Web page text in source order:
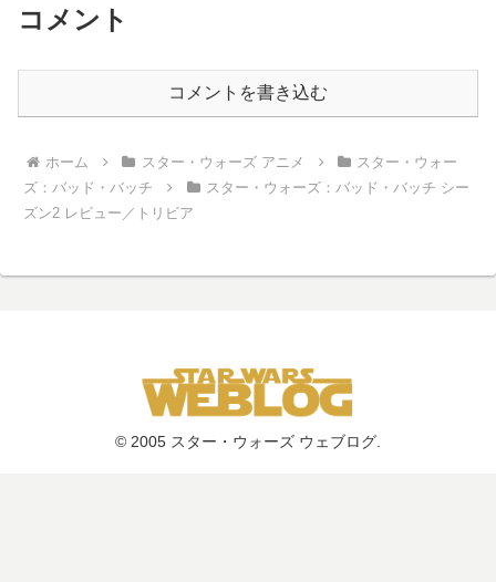
コメント
コメントを書き込む
ホーム スター・ウォーズ アニメ
スター・ウォー
ズ：バッド・バッチ
スター・ウォーズ：バッド・バッチ シー
ズン2 レビュー／トリビア
© 2005 スター・ウォーズ ウェブログ.